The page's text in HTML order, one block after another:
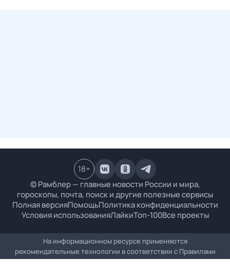
© Рамблер — главные новости России и мира,
гороскопы, почта, поиск и другие полезные сервисы
Полная версияПомощьПолитика конфиденциальности
Условия использованияЛайкиТоп-100Все проекты
18+
На информационном ресурсе применяются
рекомендательные технологии в соответствии с Правилами